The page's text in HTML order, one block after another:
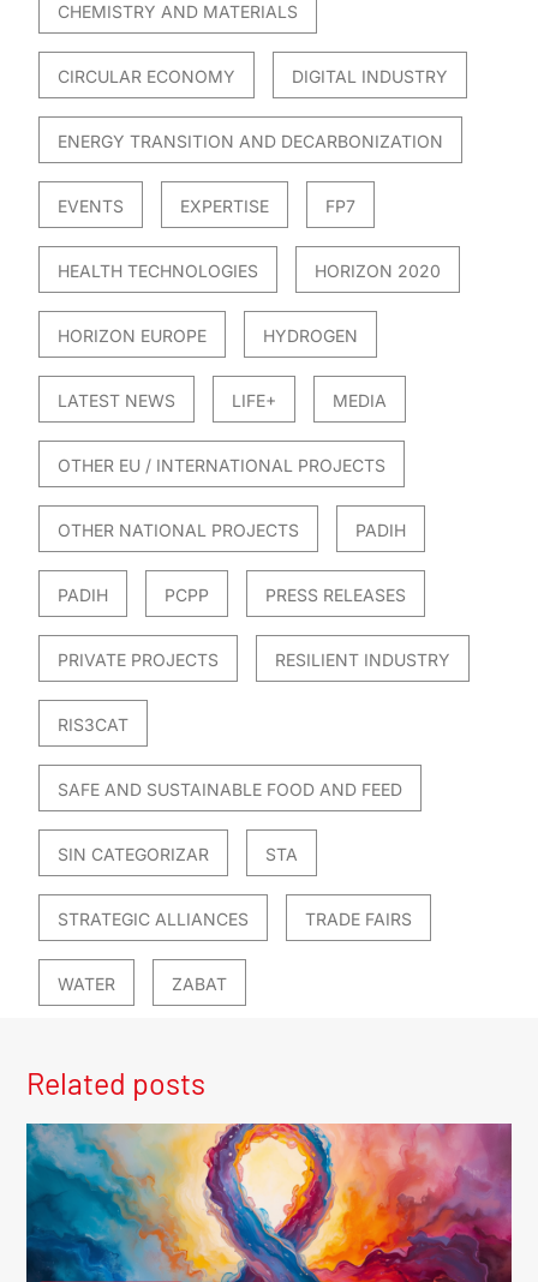
CHEMISTRY AND MATERIALS
CIRCULAR ECONOMY DIGITAL INDUSTRY
ENERGY TRANSITION AND DECARBONIZATION
EVENTS EXPERTISE FP7
HEALTH TECHNOLOGIES HORIZON 2020
HORIZON EUROPE HYDROGEN
LATEST NEWS LIFE+ MEDIA
OTHER EU / INTERNATIONAL PROJECTS
OTHER NATIONAL PROJECTS PADIH
PADIH PCPP PRESS RELEASES
PRIVATE PROJECTS RESILIENT INDUSTRY
RIS3CAT
SAFE AND SUSTAINABLE FOOD AND FEED
SIN CATEGORIZAR STA
STRATEGIC ALLIANCES TRADE FAIRS
WATER ZABAT
Related posts